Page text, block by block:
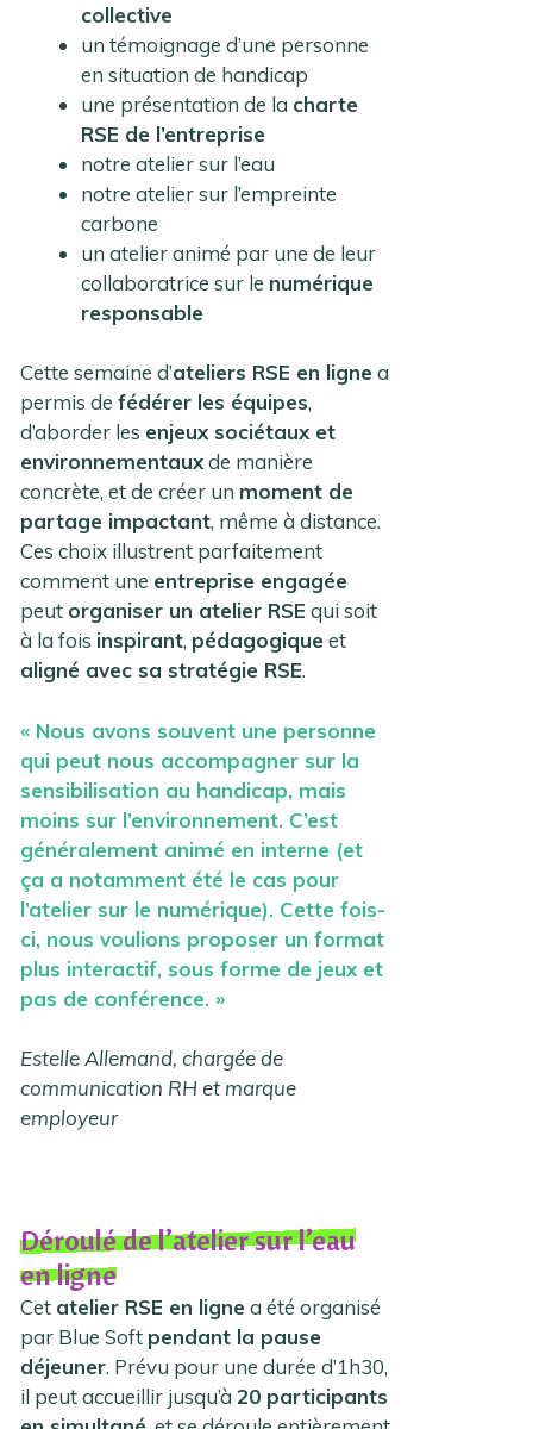
collective
un témoignage d’une personne
en situation de handicap
une présentation de la charte
RSE de l’entreprise
notre atelier sur l’eau
notre atelier sur l’empreinte
carbone
un atelier animé par une de leur
collaboratrice sur le numérique
responsable
Cette semaine d’ateliers RSE en ligne a
permis defédérer les équipes,
d’aborder les enjeux sociétaux et
environnementauxde manière
concrète, et de créer un moment de
partage impactant, même à distance.
Ces choix illustrent parfaitement
comment une entreprise engagée
peut organiser un atelier RSE qui soit
à la fois inspirant, pédagogique et
aligné avec sa stratégie RSE.
« Nous avons souvent une personne
qui peut nous accompagner sur la
sensibilisation au handicap, mais
moins sur l’environnement. C’est
généralement animé en interne (et
ça a notamment été le cas pour
l’atelier sur le numérique). Cette fois-
ci, nous voulions proposer un format
plus interactif, sous forme de jeux et
pas de conférence. »
Estelle Allemand, chargée de
communication RH et marque
employeur
Déroulé de l’atelier sur l’eau
en ligne
Cet atelier RSE en ligne a été organisé
par Blue Soft pendant la pause
déjeuner. Prévu pour une durée d’1h30,
il peut accueillir jusqu’à20 participants